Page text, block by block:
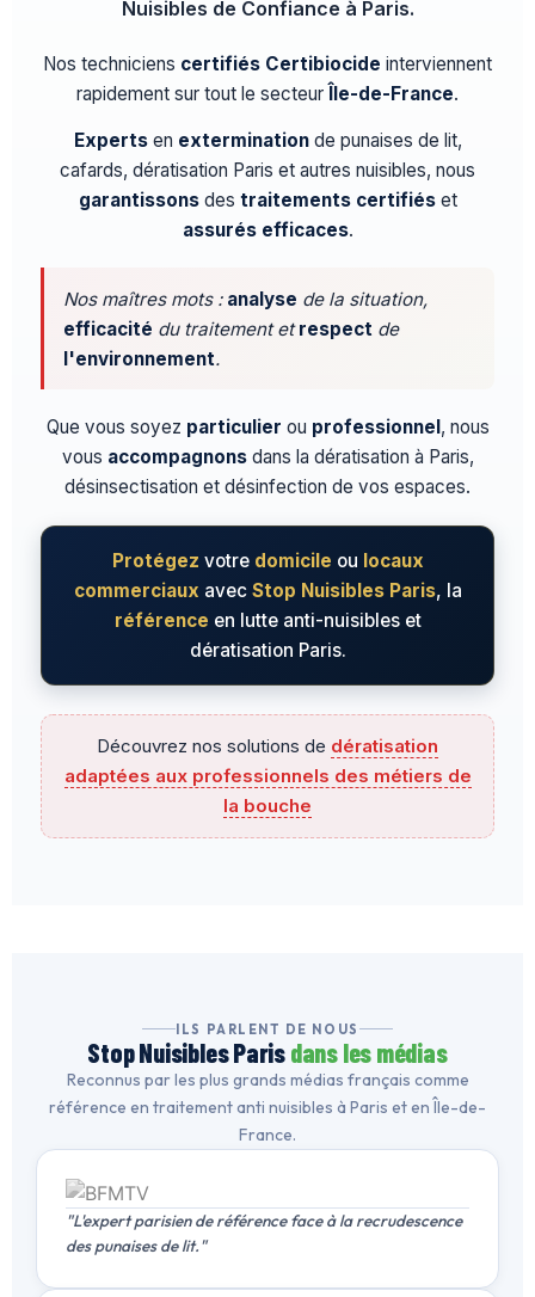
Nuisibles de Confiance à Paris.
Nos techniciens certifiés Certibiocide interviennent
rapidement sur tout le secteur Île-de-France.
Expertsen exterminationde punaises de lit,
cafards, dératisation Paris et autres nuisibles, nous
garantissonsdes traitements certifiéset
assurés efficaces.
Nos maîtres mots : analyse de la situation,
efficacité du traitement etrespect de
l'environnement.
Que vous soyez particulier ou professionnel , nous
vous accompagnonsdans la dératisation à Paris,
désinsectisation et désinfection de vos espaces.
Protégez votre domicile ou locaux
commerciaux avec Stop Nuisibles Paris, la
référence en lutte anti-nuisibles et
dératisation Paris.
Découvrez nos solutions de dératisation
adaptées aux professionnels des métiers de
la bouche
ILS PARLENT DE NOUS
Stop Nuisibles Parisdans les médias
Reconnus par les plus grands médias français comme
référence en traitement anti nuisibles à Paris et en Île-de-
France.
"L'expert parisien de référence face à la recrudescence
des punaises de lit."